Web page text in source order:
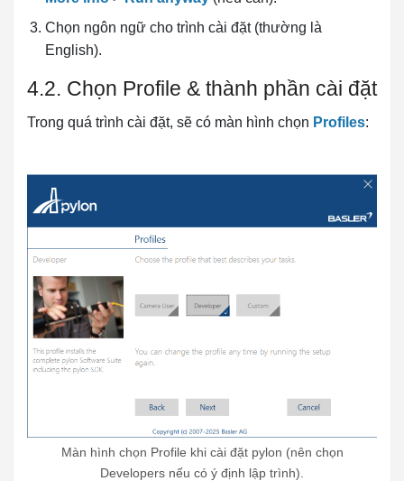
Chọn ngôn ngữ cho trình cài đặt (thường là
English).
4.2. Chọn Profile & thành phần cài đặt
Trong quá trình cài đặt, sẽ có màn hình chọn Profiles:
Màn hình chọn Profile khi cài đặt pylon (nên chọn
Developers nếu có ý định lập trình).